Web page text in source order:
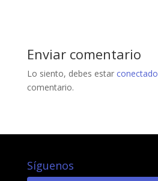
Enviar comentario
Lo siento, debes estar conectado
comentario.
Síguenos